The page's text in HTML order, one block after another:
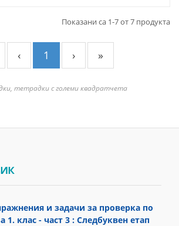
Показани са 1-7 от 7 продукта
‹ 1 › »
тетрадки с големи квадратчета
и задачи за проверка по
1. клас - част 3 : Следбуквен етап